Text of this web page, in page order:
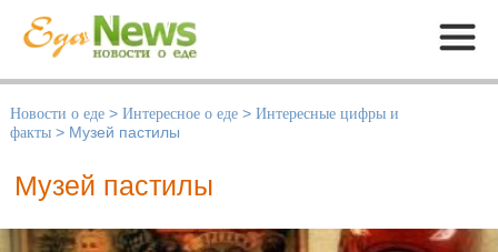
Меню
Новости о еде > Интересное о еде > Интересные цифры и
факты > Музей пастилы
Музей пастилы